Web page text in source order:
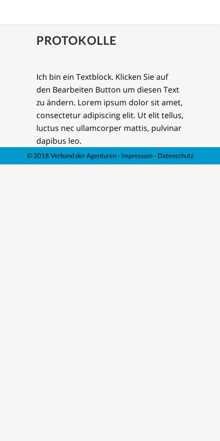
PROTOKOLLE
Ich bin ein Textblock. Klicken Sie auf
den Bearbeiten Button um diesen Text
zu ändern. Lorem ipsum dolor sit amet,
consectetur adipiscing elit. Ut elit tellus,
luctus nec ullamcorper mattis, pulvinar
dapibus leo.
© 2018 Verband der Agenturen · Impressum · Datenschutz